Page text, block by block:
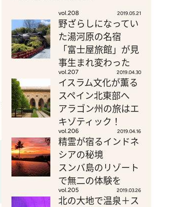
vol.208 2019.05.21
野ざらしになってい
た湯河原の名宿
「富士屋旅館」が見
事生まれ変わった
vol.207 2019.04.30
イスラム文化が薫る
スペイン北東部へ
アラゴン州の旅はエ
キゾティック！
vol.206 2019.04.16
精霊が宿るインドネ
シアの秘境
スンバ島のリゾート
で無二の体験を
vol.205 2019.03.26
北の大地で温泉＋ス